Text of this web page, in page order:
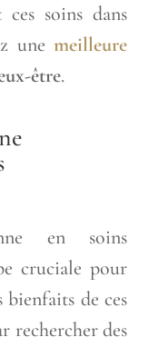
ces soins dans
unemeilleure
être.
en soins
cruciale pour
de ces
rechercher des